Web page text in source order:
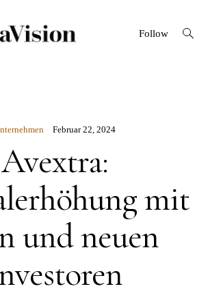
CANNAVISION
Follow
open
search
Februar 22, 2024
Avextra:
mit
und neuen